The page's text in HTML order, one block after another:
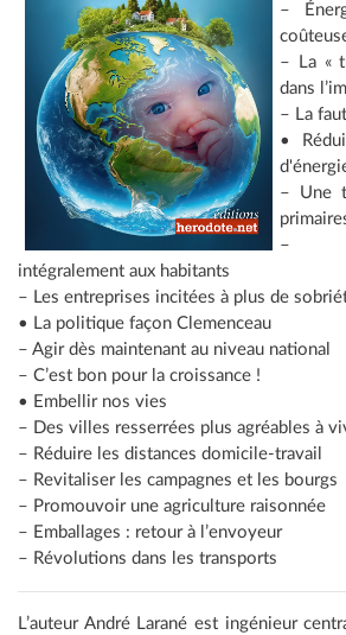
–
– La «
dans
– La
•
– Une
– …
intégralement aux habitants
– Les entreprises incitées à plus de
• La politique façon Clemenceau
– Agir dès maintenant au niveau national
– C’est bon pour la croissance !
• Embellir nos vies
– Des villes resserrées plus agréables à
– Réduire les distances domicile-travail
– Revitaliser les campagnes et les bourgs
– Promouvoir une agriculture raisonnée
– Emballages : retour à l’envoyeur
– Révolutions dans les transports
L’auteur André Larané est ingénieur